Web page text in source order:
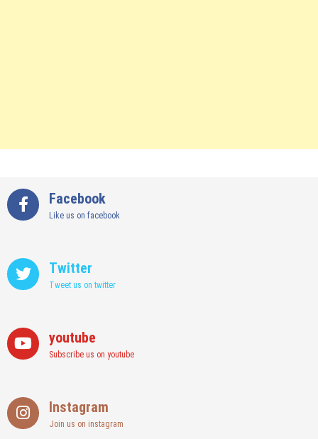
Facebook
Like us on facebook
Twitter
Tweet us on twitter
youtube
Subscribe us on youtube
Instagram
Join us on instagram